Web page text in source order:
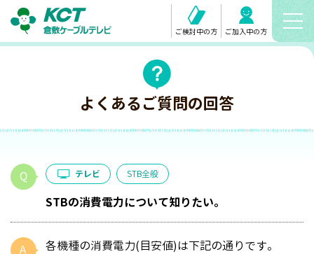
ご検討中の方 ご加入中の方
よくあるご質問の回答
テレビ STB全般
STBの消費電力について知りたい。
各機種の消費電力(目安値)は下記の通りです。